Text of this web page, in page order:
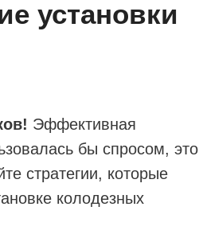
установки
Эффективная
бы спросом, это
стратегии, которые
колодезных